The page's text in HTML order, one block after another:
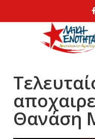
Θανάση